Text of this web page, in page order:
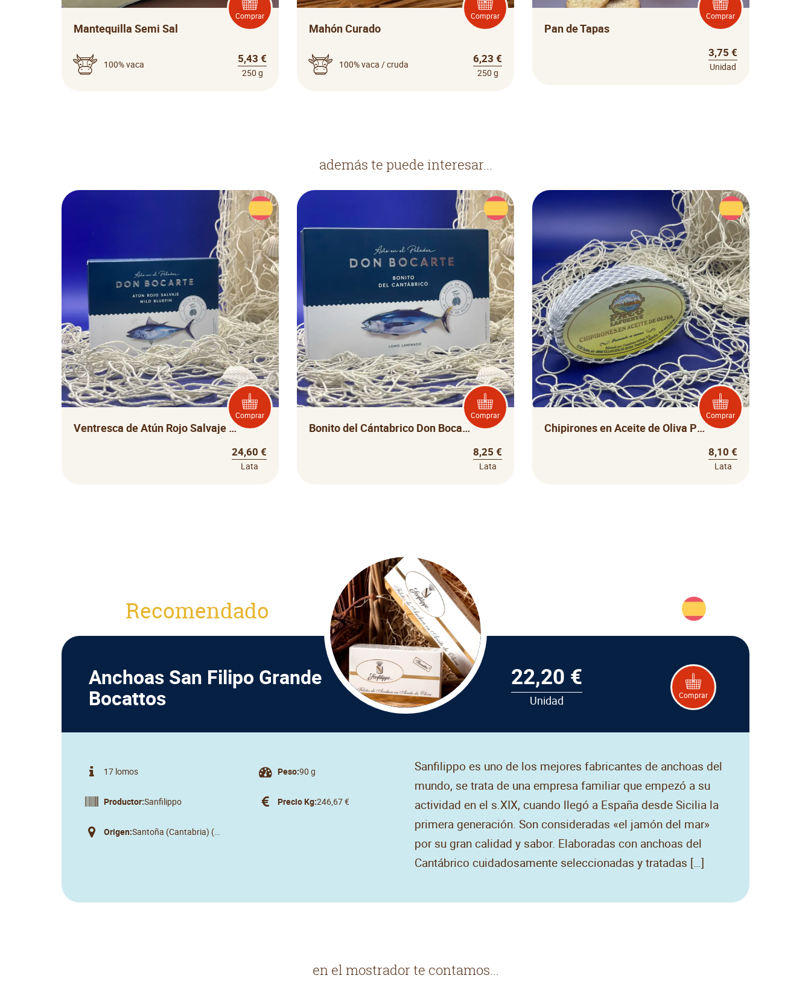
Comprar
Mantequilla Semi Sal
100% vaca 5,43 €
250 g
Comprar
Mahón Curado
100% vaca / cruda 6,23 €
250 g
Comprar
Pan de Tapas
3,75 €
Unidad
además te puede interesar...
Comprar
Ventresca de Atún Rojo Salvaje Don Bocarte
24,60 €
Lata
Comprar
Bonito del Cántabrico Don Bocarte
8,25 €
Lata
Comprar
Chipirones en Aceite de Oliva Paco Lafuente
8,10 €
Lata
Recomendado
Anchoas San Filipo Grande
Bocattos
22,20 €
Unidad Comprar
17 lomos
Productor:Sanfilippo
Origen: Santoña (Cantabria) (España)
Peso:90 g
Precio Kg:246,67 €
Sanfilippo es uno de los mejores fabricantes de anchoas del
mundo, se trata de una empresa familiar que empezó a su
actividad en el s.XIX, cuando llegó a España desde Sicilia la
primera generación. Son consideradas «el jamón del mar»
por su gran calidad y sabor. Elaboradas con anchoas del
Cantábrico cuidadosamente seleccionadas y tratadas […]
en el mostrador te contamos...